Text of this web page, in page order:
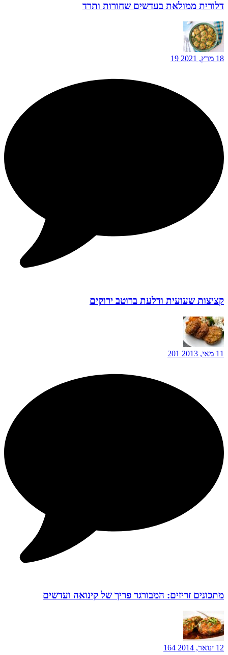
דלורית ממולאת בעדשים שחורות ותרד
18 מרץ, 2021 19
קציצות שעועית ודלעת ברוטב ירוקים
11 מאי, 2013 201
מתכונים זריזים: המבורגר פריך של קינואה ועדשים
12 ינואר, 2014 164